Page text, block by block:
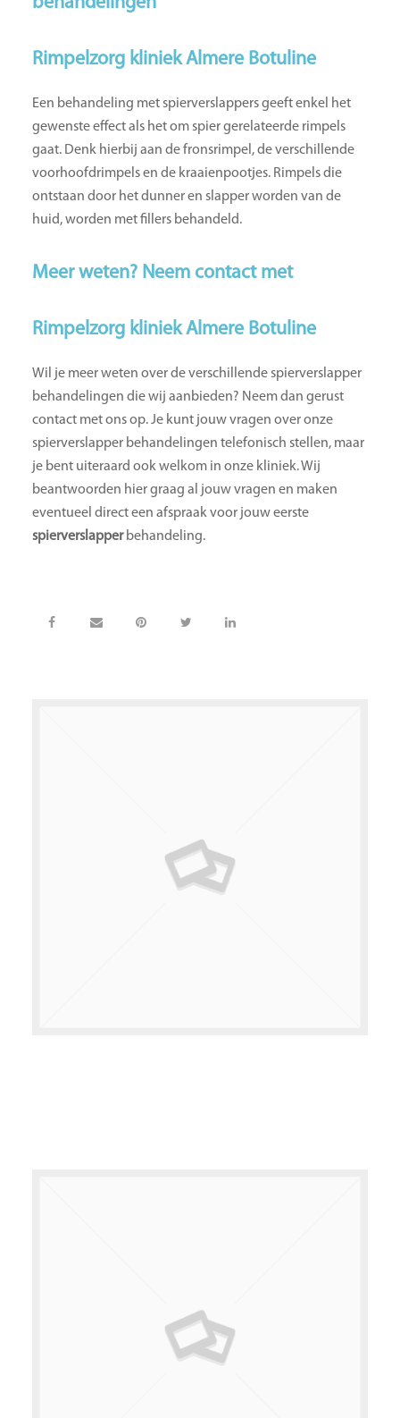
Rimpelzorg kliniek Almere Botuline
Een behandeling met spierverslappers geeft enkel het
gewenste effect als het om spier gerelateerde rimpels
gaat. Denk hierbij aan de fronsrimpel, de verschillende
voorhoofdrimpels en de kraaienpootjes. Rimpels die
ontstaan door het dunner en slapper worden van de
huid, worden met fillers behandeld.
Meer weten? Neem contact met
Rimpelzorg kliniek Almere Botuline
Wil je meer weten over de verschillende spierverslapper
behandelingen die wij aanbieden? Neem dan gerust
contact met ons op. Je kunt jouw vragen over onze
spierverslapper behandelingen telefonisch stellen, maar
je bent uiteraard ook welkom in onze kliniek. Wij
beantwoorden hier graag al jouw vragen en maken
eventueel direct een afspraak voor jouw eerste
spierverslapperbehandeling.